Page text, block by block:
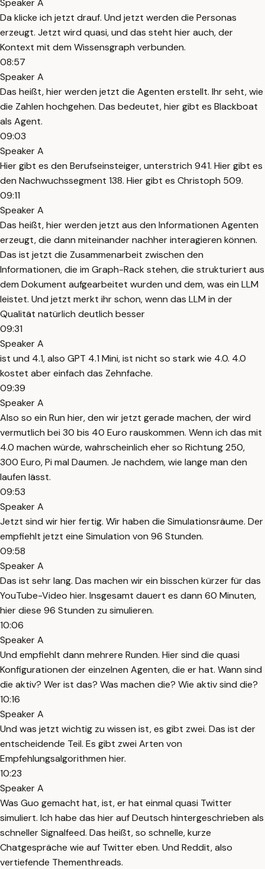
Speaker A
Da klicke ich jetzt drauf. Und jetzt werden die Personas
erzeugt. Jetzt wird quasi, und das steht hier auch, der
Kontext mit dem Wissensgraph verbunden.
08:57
Speaker A
Das heißt, hier werden jetzt die Agenten erstellt. Ihr seht, wie
die Zahlen hochgehen. Das bedeutet, hier gibt es Blackboat
als Agent.
09:03
Speaker A
Hier gibt es den Berufseinsteiger, unterstrich 941. Hier gibt es
den Nachwuchssegment 138. Hier gibt es Christoph 509.
09:11
Speaker A
Das heißt, hier werden jetzt aus den Informationen Agenten
erzeugt, die dann miteinander nachher interagieren können.
Das ist jetzt die Zusammenarbeit zwischen den
Informationen, die im Graph-Rack stehen, die strukturiert aus
dem Dokument aufgearbeitet wurden und dem, was ein LLM
leistet. Und jetzt merkt ihr schon, wenn das LLM in der
Qualität natürlich deutlich besser
09:31
Speaker A
ist und 4.1, also GPT 4.1 Mini, ist nicht so stark wie 4.0. 4.0
kostet aber einfach das Zehnfache.
09:39
Speaker A
Also so ein Run hier, den wir jetzt gerade machen, der wird
vermutlich bei 30 bis 40 Euro rauskommen. Wenn ich das mit
4.0 machen würde, wahrscheinlich eher so Richtung 250,
300 Euro, Pi mal Daumen. Je nachdem, wie lange man den
laufen lässt.
09:53
Speaker A
Jetzt sind wir hier fertig. Wir haben die Simulationsräume. Der
empfiehlt jetzt eine Simulation von 96 Stunden.
09:58
Speaker A
Das ist sehr lang. Das machen wir ein bisschen kürzer für das
YouTube-Video hier. Insgesamt dauert es dann 60 Minuten,
hier diese 96 Stunden zu simulieren.
10:06
Speaker A
Und empfiehlt dann mehrere Runden. Hier sind die quasi
Konfigurationen der einzelnen Agenten, die er hat. Wann sind
die aktiv? Wer ist das? Was machen die? Wie aktiv sind die?
10:16
Speaker A
Und was jetzt wichtig zu wissen ist, es gibt zwei. Das ist der
entscheidende Teil. Es gibt zwei Arten von
Empfehlungsalgorithmen hier.
10:23
Speaker A
Was Guo gemacht hat, ist, er hat einmal quasi Twitter
simuliert. Ich habe das hier auf Deutsch hintergeschrieben als
schneller Signalfeed. Das heißt, so schnelle, kurze
Chatgespräche wie auf Twitter eben. Und Reddit, also
vertiefende Thementhreads.